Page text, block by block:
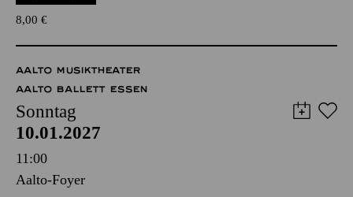
8,00 €
AALTO MUSIKTHEATER
AALTO BALLETT ESSEN
Sonntag
10.01.2027
11:00
Aalto-Foyer